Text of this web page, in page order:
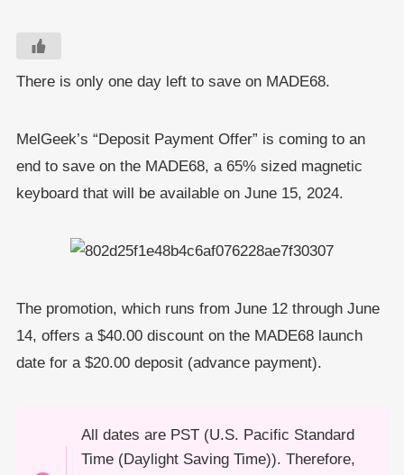
There is only one day left to save on MADE68.
MelGeek’s “Deposit Payment Offer” is coming to an
end to save on the MADE68, a 65% sized magnetic
keyboard that will be available on June 15, 2024.
The promotion, which runs from June 12 through June
14, offers a $40.00 discount on the MADE68 launch
date for a $20.00 deposit (advance payment).
All dates are PST (U.S. Pacific Standard
Time (Daylight Saving Time)). Therefore,